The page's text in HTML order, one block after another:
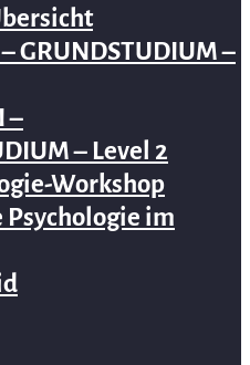
GRUNDSTUDIUM –
–
– Level 2
Workshop
im